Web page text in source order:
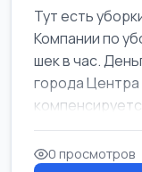
Тут есть
Компании по
шек в час.
города Центра
0 просмотров